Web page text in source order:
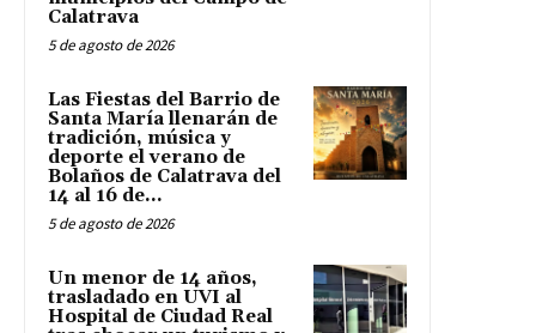
Calatrava
5 de agosto de 2026
Las Fiestas del Barrio de
Santa María llenarán de
tradición, música y
deporte el verano de
Bolaños de Calatrava del
14 al 16 de...
5 de agosto de 2026
Un menor de 14 años,
trasladado en UVI al
Hospital de Ciudad Real